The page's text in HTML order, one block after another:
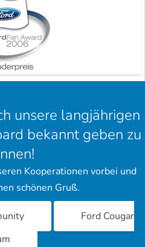
unsere langjährigen
bekannt geben zu
Kooperationen vorbei und
schönen Gruß.
Ford Cougar